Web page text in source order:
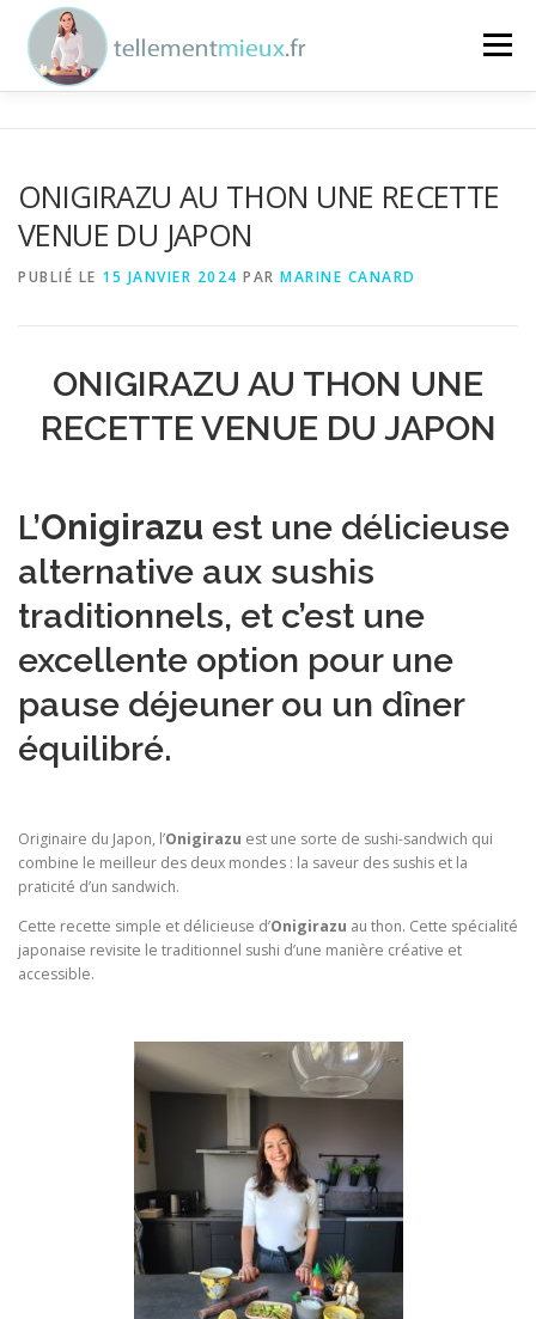
Aller au contenu
Menu
NUTRITION MARINE
ONIGIRAZU AU THON UNE RECETTE
VENUE DU JAPON
PUBLIÉ LE 15 JANVIER 2024 PAR MARINE CANARD
ONIGIRAZU AU THON UNE
RECETTE VENUE DU JAPON
L’Onigirazu est une délicieuse
alternative aux sushis
traditionnels, et c’est une
excellente option pour une
pause déjeuner ou un dîner
équilibré.
Originaire du Japon, l’Onigirazu est une sorte de sushi-sandwich qui
combine le meilleur des deux mondes : la saveur des sushis et la
praticité d’un sandwich.
Cette recette simple et délicieuse d’Onigirazu au thon. Cette spécialité
japonaise revisite le traditionnel sushi d’une manière créative et
accessible.